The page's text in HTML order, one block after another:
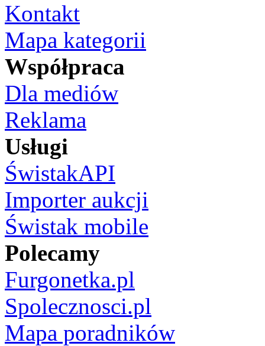
Kontakt
Mapa kategorii
Współpraca
Dla mediów
Reklama
Usługi
ŚwistakAPI
Importer aukcji
Świstak mobile
Polecamy
Furgonetka.pl
Spolecznosci.pl
Mapa poradników